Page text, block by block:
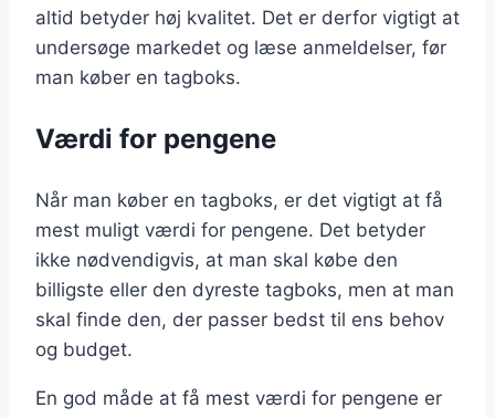
altid betyder høj kvalitet. Det er derfor vigtigt at
undersøge markedet og læse anmeldelser, før
man køber en tagboks.
Værdi for pengene
Når man køber en tagboks, er det vigtigt at få
mest muligt værdi for pengene. Det betyder
ikke nødvendigvis, at man skal købe den
billigste eller den dyreste tagboks, men at man
skal finde den, der passer bedst til ens behov
og budget.
En god måde at få mest værdi for pengene er